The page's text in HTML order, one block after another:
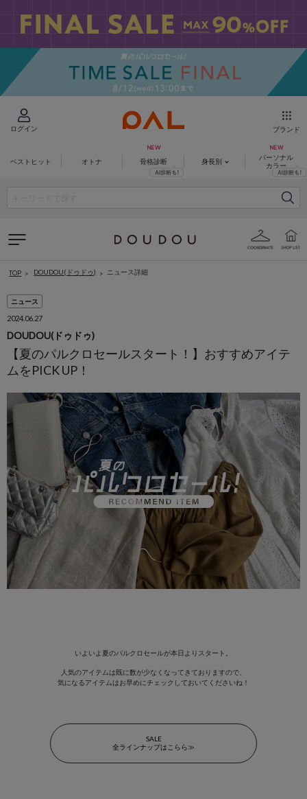
ログイン ブランド
ベストヒット オトナ 骨格診断 身長別
パーソナル
カラー
TOP DOUDOU(ドゥドゥ) ニュース詳細
ニュース
2024.06.27
DOUDOU(ドゥドゥ)
【夏のパルクロセールスタート！】おすすめアイテ
ムをPICK UP！
いよいよ夏のパルクロセールが本日よりスタート。
人気のアイテムは既に数が少なくなってきておりますので、
気になるアイテムはお早めにチェックしておいてくださいね！
SALE
全ラインナップはこらら≫